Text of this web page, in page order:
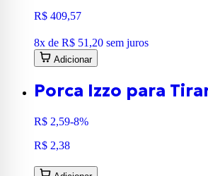
R$ 409,57
8x de R$ 51,20 sem juros
Adicionar
Porca Izzo para
R$ 2,59-8%
R$ 2,38